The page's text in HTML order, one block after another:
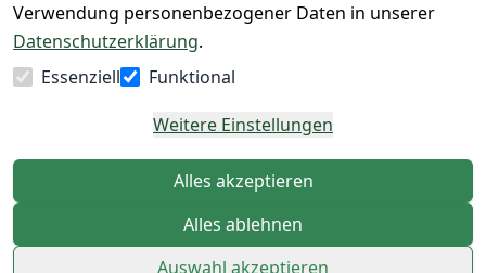
Verwendung personenbezogener Daten in unserer
Datenschutzerklärung.
Essenziell
Funktional
Weitere Einstellungen
Alles akzeptieren
Alles ablehnen
Auswahl akzeptieren
in Hannover